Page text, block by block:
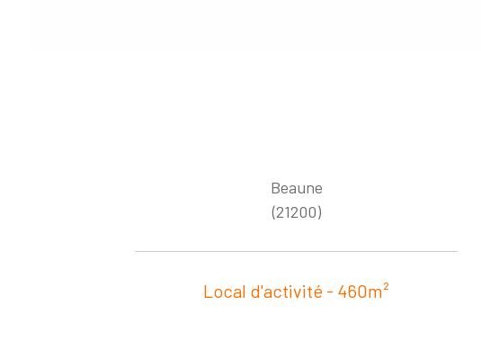
Beaune
(21200)
Local d'activité - 460m²